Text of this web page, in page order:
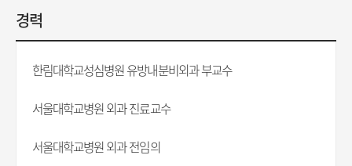
경력
한림대학교성심병원 유방내분비외과 부교수
서울대학교병원 외과 진료교수
서울대학교병원 외과 전임의